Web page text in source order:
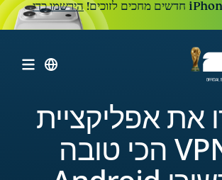
הירשמו כדי
את אפליקציית
ה-VPN הכי טובה